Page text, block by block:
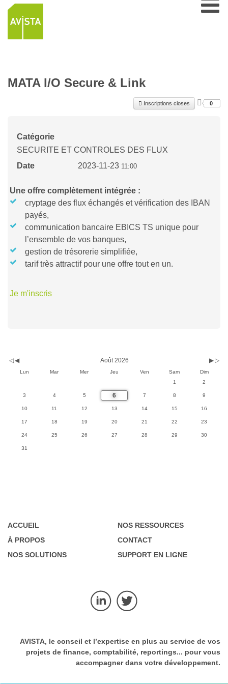
MATA I/O Secure & Link
Inscriptions closes 0
Catégorie
SECURITE ET CONTROLES DES FLUX
Date
2023-11-23 11:00
Une offre complètement intégrée :
cryptage des flux échangés et vérification des IBAN
payés,
communication bancaire EBICS TS unique pour
l’ensemble de vos banques,
gestion de trésorerie simplifiée,
tarif très attractif pour une offre tout en un.
Je m'inscris
précédenteprécédent
suivante
Août 2026
Lun Mar Mer Jeu Ven Sam
Dim
1
2
3 4 5 6 7 8 9
10 11 12 13 14 15 16
17 18 19 20 21 22 23
24 25 26 27 28 29 30
31
ACCUEIL
À PROPOS
NOS SOLUTIONS
NOS RESSOURCES
CONTACT
SUPPORT EN LIGNE
AVISTA, le conseil et l’expertise en plus au service de vos
projets de finance, comptabilité, reportings... pour vous
accompagner dans votre développement.